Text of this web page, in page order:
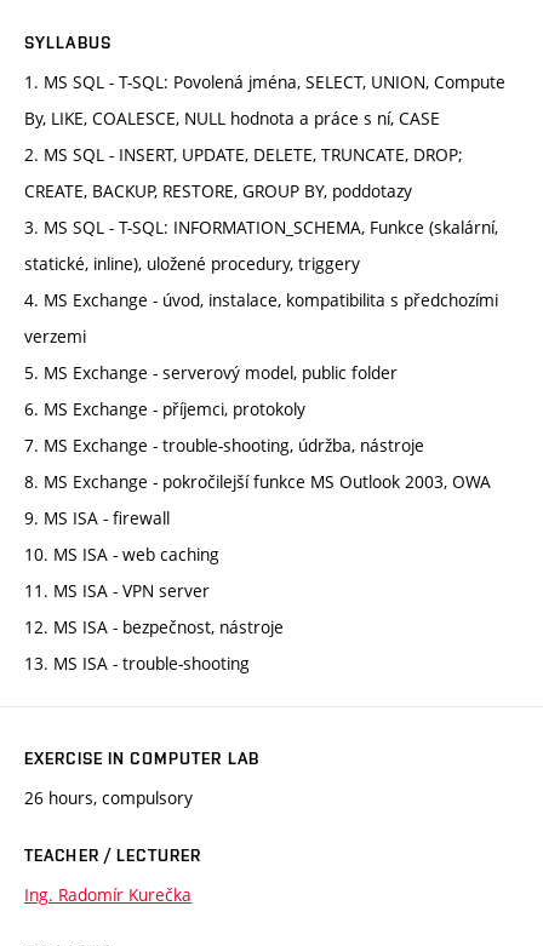
SYLLABUS
1. MS SQL - T-SQL: Povolená jména, SELECT, UNION, Compute
By, LIKE, COALESCE, NULL hodnota a práce s ní, CASE
2. MS SQL - INSERT, UPDATE, DELETE, TRUNCATE, DROP;
CREATE, BACKUP, RESTORE, GROUP BY, poddotazy
3. MS SQL - T-SQL: INFORMATION_SCHEMA, Funkce (skalární,
statické, inline), uložené procedury, triggery
4. MS Exchange - úvod, instalace, kompatibilita s předchozími
verzemi
5. MS Exchange - serverový model, public folder
6. MS Exchange - příjemci, protokoly
7. MS Exchange - trouble-shooting, údržba, nástroje
8. MS Exchange - pokročilejší funkce MS Outlook 2003, OWA
9. MS ISA - firewall
10. MS ISA - web caching
11. MS ISA - VPN server
12. MS ISA - bezpečnost, nástroje
13. MS ISA - trouble-shooting
EXERCISE IN COMPUTER LAB
26 hours, compulsory
TEACHER / LECTURER
Ing. Radomír Kurečka